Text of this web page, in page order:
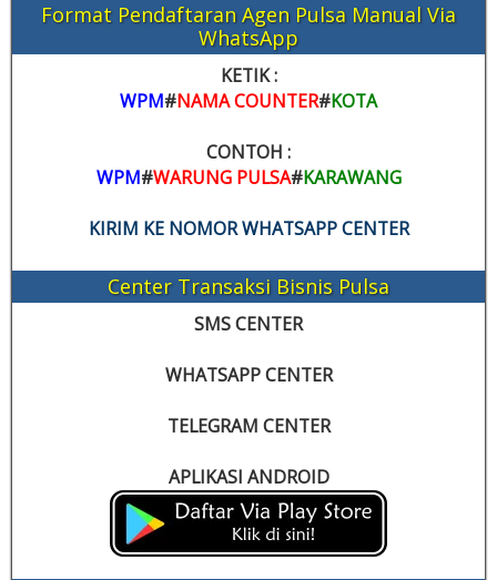
Format Pendaftaran Agen Pulsa Manual Via
WhatsApp
KETIK :
WPM#NAMA COUNTER#KOTA
CONTOH :
WPM#WARUNG PULSA#KARAWANG
KIRIM KE NOMOR WHATSAPP CENTER
Center Transaksi Bisnis Pulsa
SMS CENTER
WHATSAPP CENTER
TELEGRAM CENTER
APLIKASI ANDROID